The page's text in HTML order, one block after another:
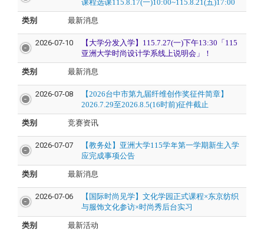
课程选课115.8.17(一)10:00~115.8.21(五)17:00
类别 最新消息
2026-07-10
【大学分发入学】115.7.27(一)下午13:30「115
亚洲大学时尚设计学系线上说明会」！
类别 最新消息
2026-07-08 【2026台中市第九届纤维创作奖征件简章】
2026.7.29至2026.8.5(16时前)征件截止
类别 竞赛资讯
2026-07-07
【教务处】亚洲大学115学年第一学期新生入学
应完成事项公告
类别 最新消息
2026-07-06
【国际时尚见学】文化学园正式课程×东京纺织
与服饰文化参访×时尚秀后台实习
类别 最新活动